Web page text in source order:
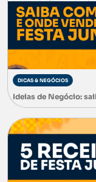
DICAS & NEGÓCIOS
Ideias de Negócio: